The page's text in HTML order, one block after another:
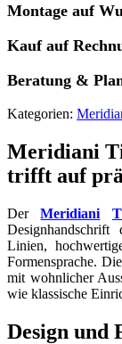
Montage auf
Kauf auf
Beratung &
Kategorien:
Meridiani
trifft auf
DerMeridiani
Designhandschrift
Linien,
Formensprache.
mit wohnlicher
wie klassische
Design und